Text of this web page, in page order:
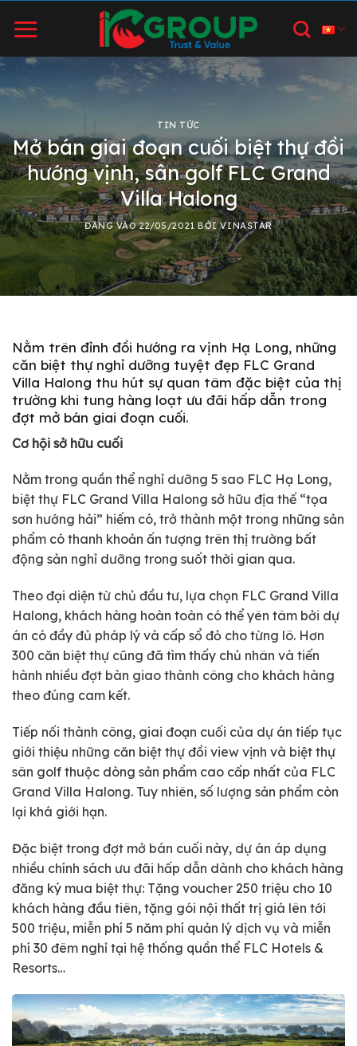
qua
dung
TIN TỨC
Mở bán giai đoạn cuối biệt thự đồi
hướng vịnh, sân golf FLC Grand
Villa Halong
ĐĂNG VÀO22/05/2021 BỞIVINASTAR
Nằm trên đỉnh đồi hướng ra vịnh Hạ Long, những
căn biệt thự nghỉ dưỡng tuyệt đẹp FLC Grand
Villa Halong thu hút sự quan tâm đặc biệt của thị
trường khi tung hàng loạt ưu đãi hấp dẫn trong
đợt mở bán giai đoạn cuối.
Cơ hội sở hữu cuối
Nằm trong quần thể nghỉ dưỡng 5 sao FLC Hạ Long,
biệt thự FLC Grand Villa Halong sở hữu địa thế “tọa
sơn hướng hải” hiếm có, trở thành một trong những sản
phẩm có thanh khoản ấn tượng trên thị trường bất
động sản nghỉ dưỡng trong suốt thời gian qua.
Theo đại diện từ chủ đầu tư, lựa chọn FLC Grand Villa
Halong, khách hàng hoàn toàn có thể yên tâm bởi dự
án có đầy đủ pháp lý và cấp sổ đỏ cho từng lô. Hơn
300 căn biệt thự cũng đã tìm thấy chủ nhân và tiến
hành nhiều đợt bàn giao thành công cho khách hàng
theo đúng cam kết.
Tiếp nối thành công, giai đoạn cuối của dự án tiếp tục
giới thiệu những căn biệt thự đồi view vịnh và biệt thự
sân golf thuộc dòng sản phẩm cao cấp nhất của FLC
Grand Villa Halong. Tuy nhiên, số lượng sản phẩm còn
lại khá giới hạn.
Đặc biệt trong đợt mở bán cuối này, dự án áp dụng
nhiều chính sách ưu đãi hấp dẫn dành cho khách hàng
đăng ký mua biệt thự: Tặng voucher 250 triệu cho 10
khách hàng đầu tiên, tặng gói nội thất trị giá lên tới
500 triệu, miễn phí 5 năm phí quản lý dịch vụ và miễn
phí 30 đêm nghỉ tại hệ thống quần thể FLC Hotels &
Resorts…